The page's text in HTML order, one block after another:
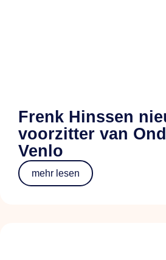
Frenk Hinssen
voorzitter van
Venlo
mehr lesen